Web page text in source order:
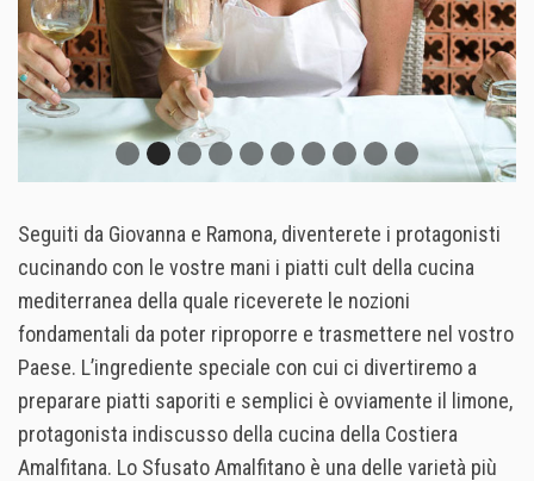
Seguiti da Giovanna e Ramona, diventerete i protagonisti
cucinando con le vostre mani i piatti cult della cucina
mediterranea della quale riceverete le nozioni
fondamentali da poter riproporre e trasmettere nel vostro
Paese. L’ingrediente speciale con cui ci divertiremo a
preparare piatti saporiti e semplici è ovviamente il limone,
protagonista indiscusso della cucina della Costiera
Amalfitana. Lo Sfusato Amalfitano è una delle varietà più